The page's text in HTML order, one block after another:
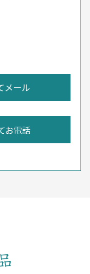
お電話